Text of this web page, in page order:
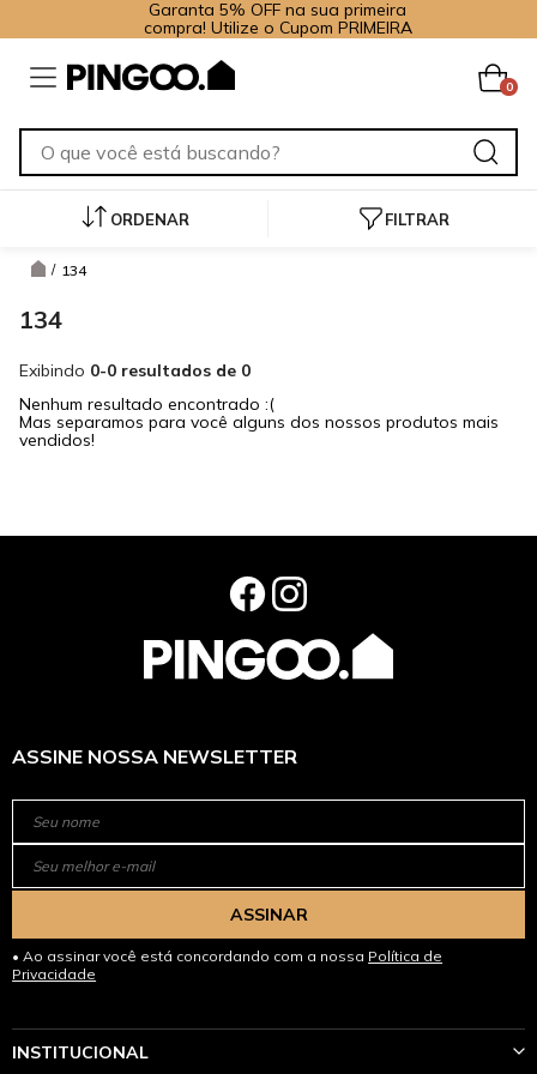
Garanta 5% OFF na sua primeira
compra! Utilize o Cupom PRIMEIRA
0
ORDENAR FILTRAR
/ 134
134
Exibindo 0-0 resultados de 0
Nenhum resultado encontrado :(
Mas separamos para você alguns dos nossos produtos mais
vendidos!
ASSINE NOSSA NEWSLETTER
ASSINAR
Ao assinar você está concordando com a nossa Política de
Privacidade
INSTITUCIONAL